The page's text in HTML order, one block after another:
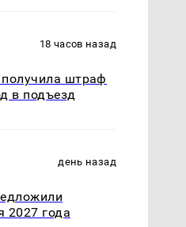
18 часов назад
штраф
в подъезд
день назад
2027 года